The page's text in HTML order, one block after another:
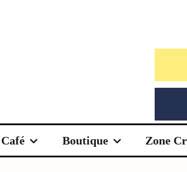
Boutique Zone